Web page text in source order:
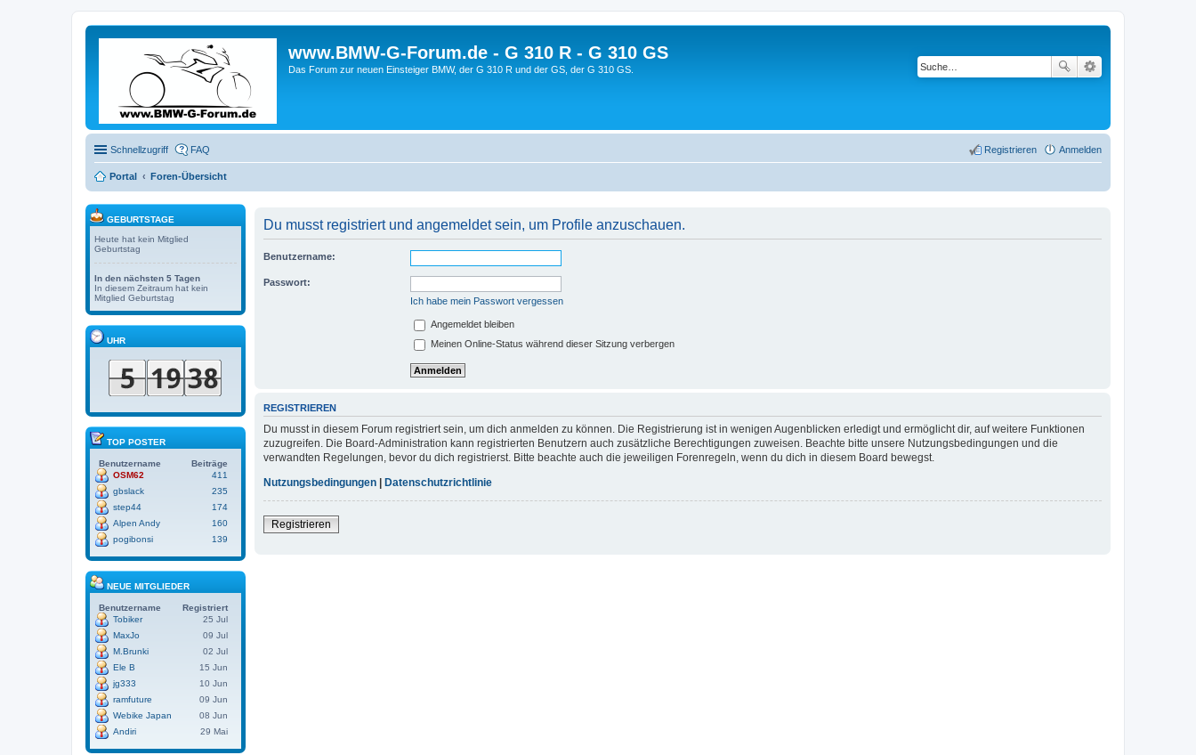
www.BMW-G-Forum.de - G 310 R - G 310 GS
Das Forum zur neuen Einsteiger BMW, der G 310 R und der GS, der G 310 GS.
Schnellzugriff FAQ Anmelden
Registrieren
Portal Foren-Übersicht
Du musst registriert und angemeldet sein, um Profile anzuschauen.
Benutzername:
Passwort:
Ich habe mein Passwort vergessen
Angemeldet bleiben
Meinen Online-Status während dieser Sitzung verbergen
REGISTRIEREN
Du musst in diesem Forum registriert sein, um dich anmelden zu können. Die Registrierung ist in wenigen Augenblicken erledigt und ermöglicht dir, auf weitere Funktionen
zuzugreifen. Die Board-Administration kann registrierten Benutzern auch zusätzliche Berechtigungen zuweisen. Beachte bitte unsere Nutzungsbedingungen und die
verwandten Regelungen, bevor du dich registrierst. Bitte beachte auch die jeweiligen Forenregeln, wenn du dich in diesem Board bewegst.
Nutzungsbedingungen | Datenschutzrichtlinie
Registrieren
GEBURTSTAGE
Heute hat kein Mitglied
Geburtstag
In den nächsten 5 Tagen
In diesem Zeitraum hat kein
Mitglied Geburtstag
UHR
TOP POSTER
Benutzername
Beiträge
OSM62
411
gbslack
235
step44
174
Alpen Andy
160
pogibonsi
139
NEUE MITGLIEDER
Benutzername
Registriert
Tobiker
25 Jul
MaxJo
09 Jul
M.Brunki
02 Jul
Ele B
15 Jun
jg333
10 Jun
ramfuture
09 Jun
Webike Japan
08 Jun
Andiri
29 Mai